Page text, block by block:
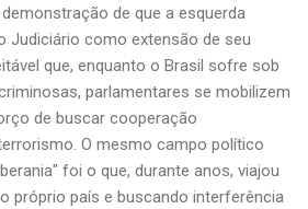
de que a esquerda
Judiciário como extensão de seu
que, enquanto o Brasil sofre sob
parlamentares se mobilizem
de buscar cooperação
O mesmo campo político
foi o que, durante anos, viajou
próprio país e buscando interferência